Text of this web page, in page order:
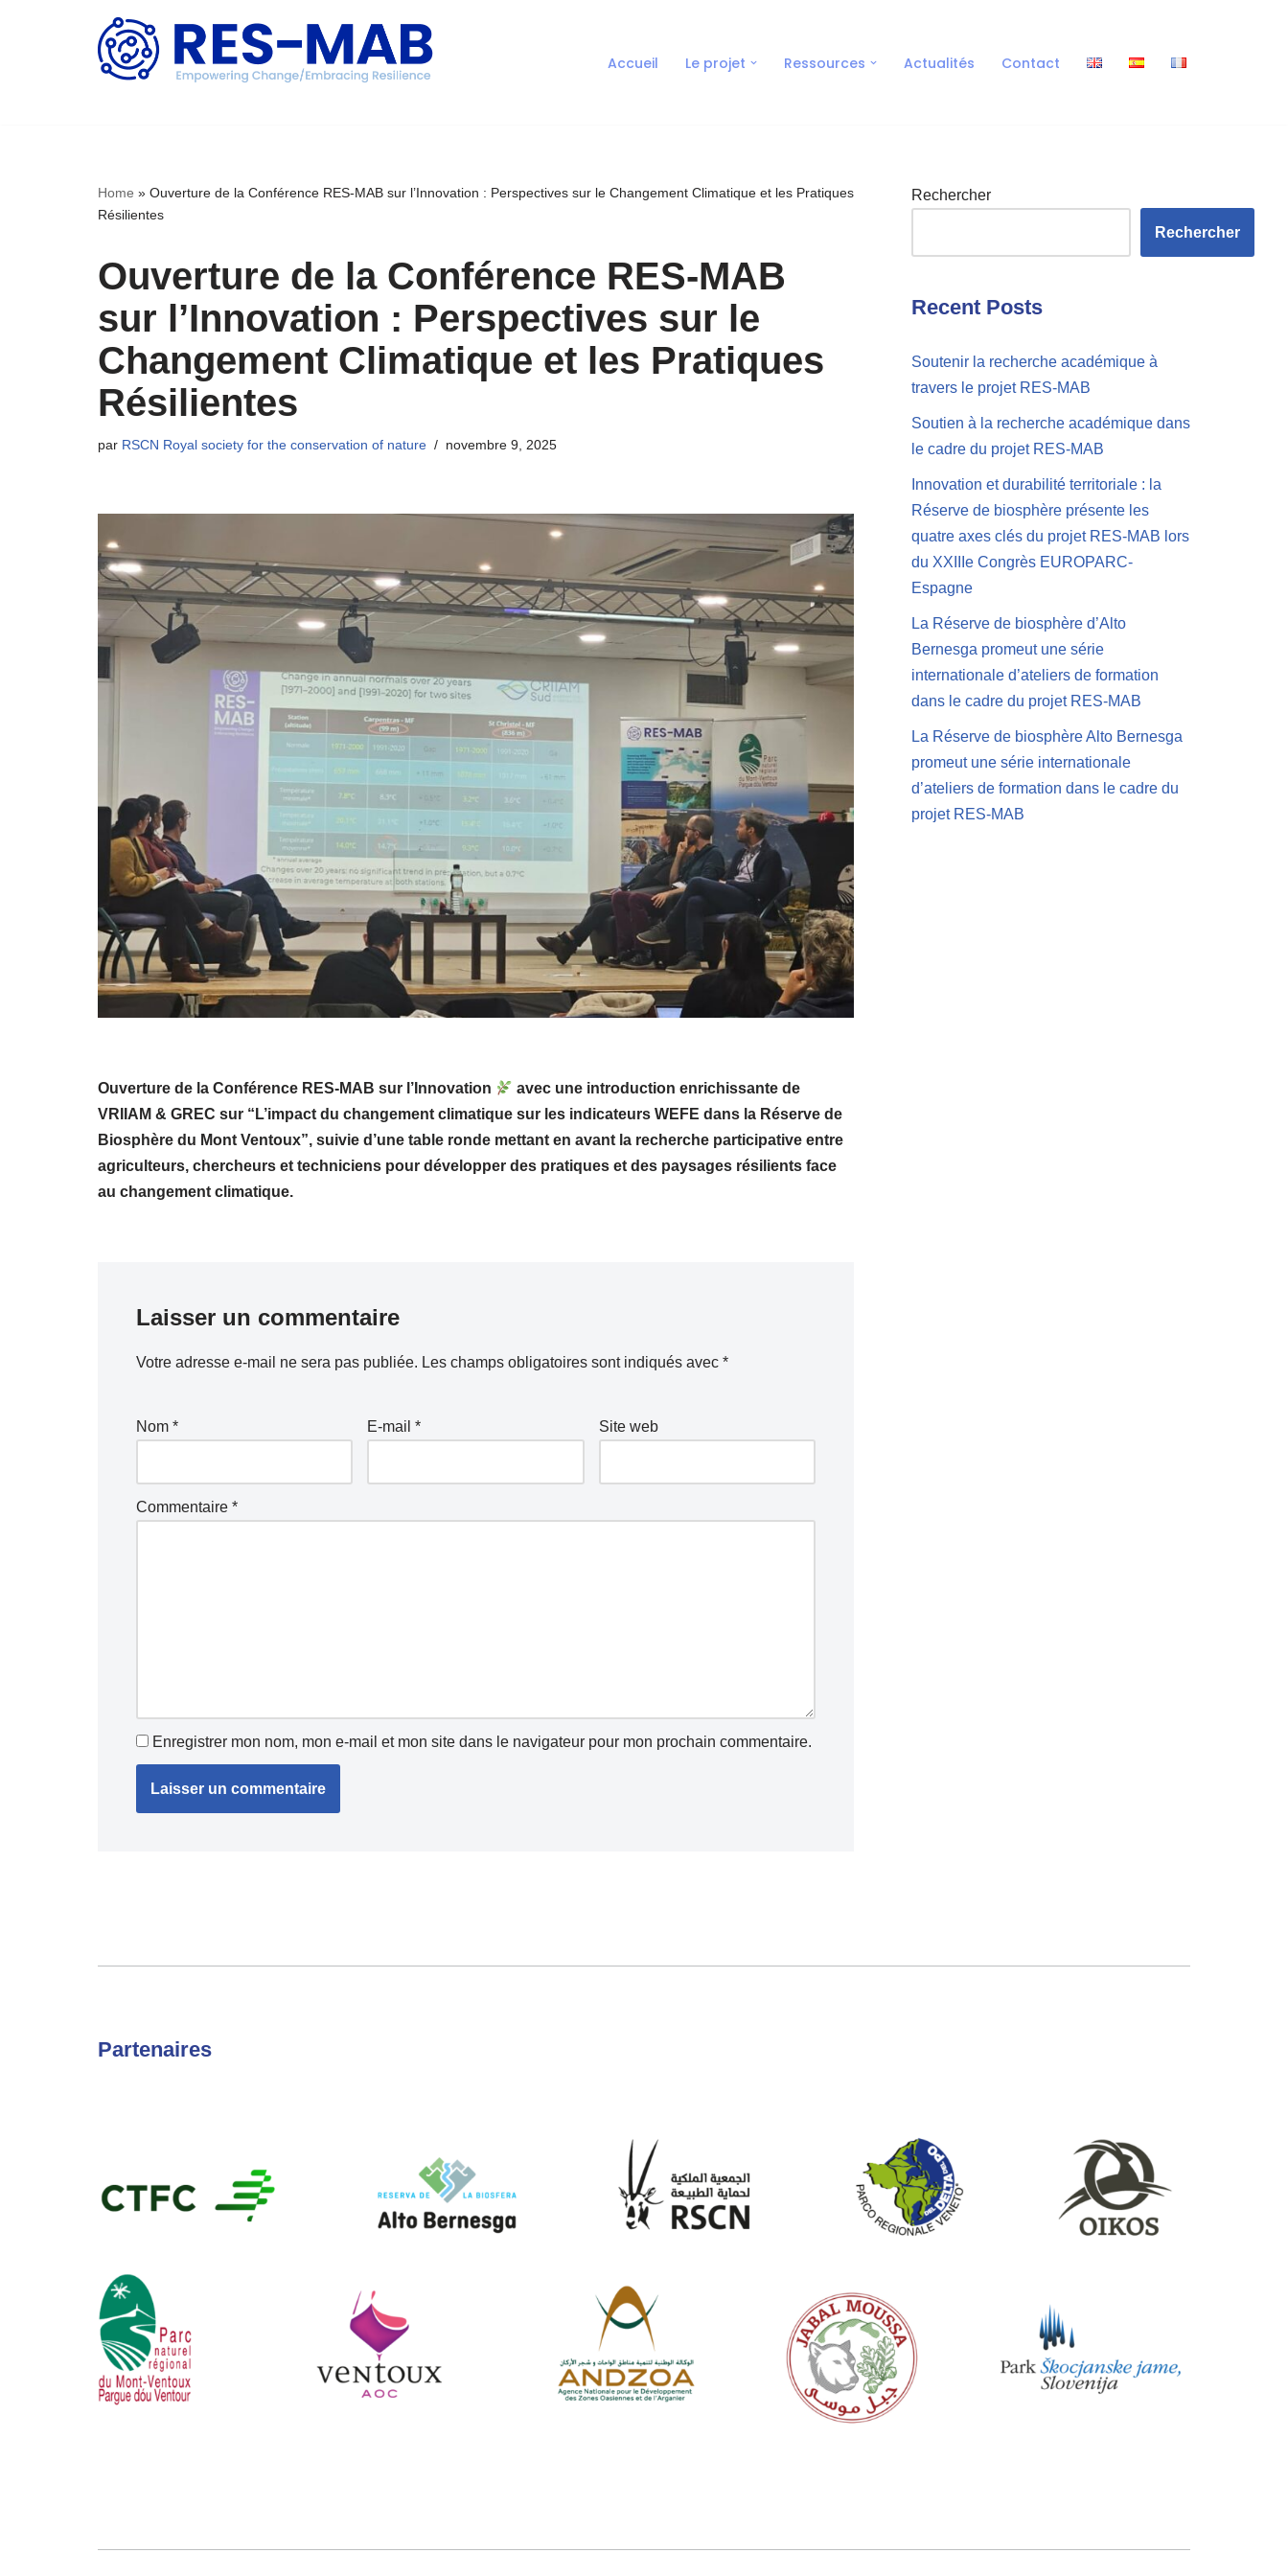
Accueil Le projet Ressources Actualités Contact
Home » Ouverture de la Conférence RES-MAB sur l’Innovation : Perspectives sur le Changement Climatique et les Pratiques
Résilientes
Ouverture de la Conférence RES-MAB
sur l’Innovation : Perspectives sur le
Changement Climatique et les Pratiques
Résilientes
par RSCN Royal society for the conservation of nature novembre 9, 2025
Ouverture de la Conférence RES-MAB sur l’Innovation
avec une introduction enrichissante de
VRIIAM & GREC sur “L’impact du changement climatique sur les indicateurs WEFE dans la Réserve de
Biosphère du Mont Ventoux”, suivie d’une table ronde mettant en avant la recherche participative entre
agriculteurs, chercheurs et techniciens pour développer des pratiques et des paysages résilients face
au changement climatique.
Laisser un commentaire
Votre adresse e-mail ne sera pas publiée. Les champs obligatoires sont indiqués avec *
Nom * E-mail* Site web
Commentaire *
Enregistrer mon nom, mon e-mail et mon site dans le navigateur pour mon prochain commentaire.
Rechercher
Rechercher
Recent Posts
Soutenir la recherche académique à
travers le projet RES-MAB
Soutien à la recherche académique dans
le cadre du projet RES-MAB
Innovation et durabilité territoriale : la
Réserve de biosphère présente les
quatre axes clés du projet RES-MAB lors
du XXIIIe Congrès EUROPARC-
Espagne
La Réserve de biosphère d’Alto
Bernesga promeut une série
internationale d’ateliers de formation
dans le cadre du projet RES-MAB
La Réserve de biosphère Alto Bernesga
promeut une série internationale
d’ateliers de formation dans le cadre du
projet RES-MAB
Partenaires